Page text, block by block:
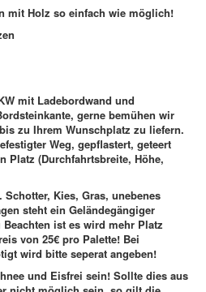
mit Holz so einfach wie möglich!
mit Ladebordwand und
gerne bemühen wir
zu Ihrem Wunschplatz zu liefern.
Weg, gepflastert, geteert
Platz (Durchfahrtsbreite, Höhe,
Kies, Gras, unebenes
steht ein Geländegängiger
ist es wird mehr Platz
von 25€ pro Palette! Bei
wird bitte seperat angeben!
und Eisfrei sein! Sollte dies aus